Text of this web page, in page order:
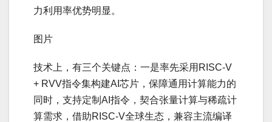
力利用率优势明显。
图片
技术上，有三个关键点：一是率先采用RISC-V
+ RVV指令集构建AI芯片，保障通用计算能力的
同时，支持定制AI指令，契合张量计算与稀疏计
算需求，借助RISC-V全球生态，兼容主流编译